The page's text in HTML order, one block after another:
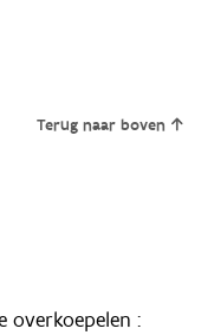
Terug naar boven
overkoepelen :